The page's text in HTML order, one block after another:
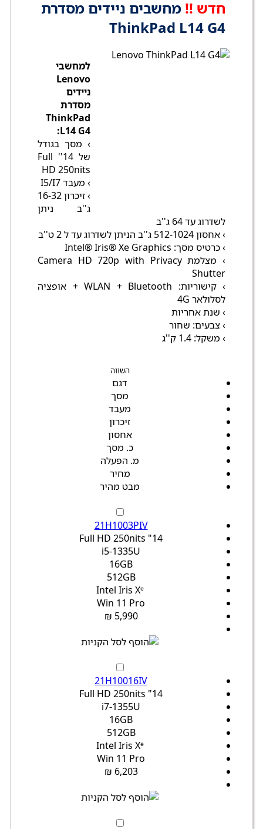
חדש !! מחשבים ניידים מסדרת
ThinkPad L14 G4
למחשבי
Lenovo
ניידים
מסדרת
ThinkPad
L14 G4:
› מסך בגודל
של 14'' Full
HD 250nits
› מעבד I5/I7
› זיכרון 16-32
ג''ב ניתן
לשדרוג עד 64 ג''ב
› אחסון 512-1024 ג''ב הניתן לשדרוג עד ל 2 ט''ב
› כרטיס מסך: Intel® Iris® Xe Graphics
› מצלמת Camera HD 720p with Privacy
Shutter
› קישוריות: WLAN + Bluetooth + אופציה
לסלולאר 4G
› שנת אחריות
› צבעים: שחור
› משקל: 1.4 ק''ג
השווה
דגם
מסך
מעבד
זיכרון
אחסון
כ. מסך
מ. הפעלה
מחיר
מבט מהיר
21H1003PIV
14" Full HD 250nits
i5-1335U
16GB
512GB
Intel Iris Xᵉ
Win 11 Pro
5,990 ₪
21H10016IV
14" Full HD 250nits
i7-1355U
16GB
512GB
Intel Iris Xᵉ
Win 11 Pro
6,203 ₪